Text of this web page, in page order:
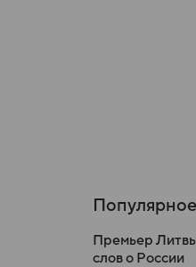
Популярное
Премьер
слов о России